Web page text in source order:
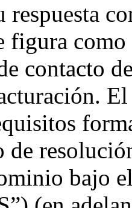
respuesta
figura
contacto
de
bajo